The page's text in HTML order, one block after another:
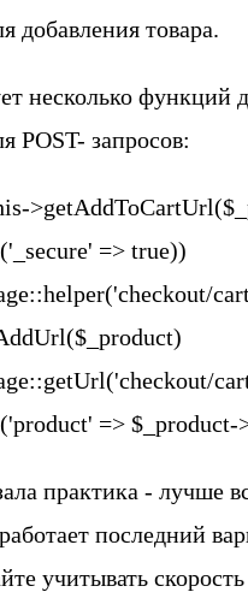
добавления товара.
несколько функций
POST- запросов:
=> true))
=> $_product-
практика - лучше
последний
учитывать